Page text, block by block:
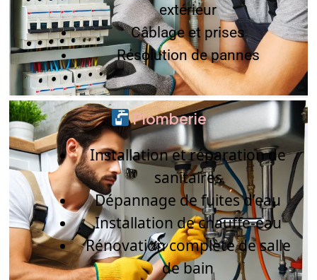
extérieur
Câblage et prises
Résolution de pannes
Plomberie
Installation et réparation de
sanitaires
Dépannage de fuites d’eau
Installation de chauffe-eau
Rénovation complète de salle
de bain